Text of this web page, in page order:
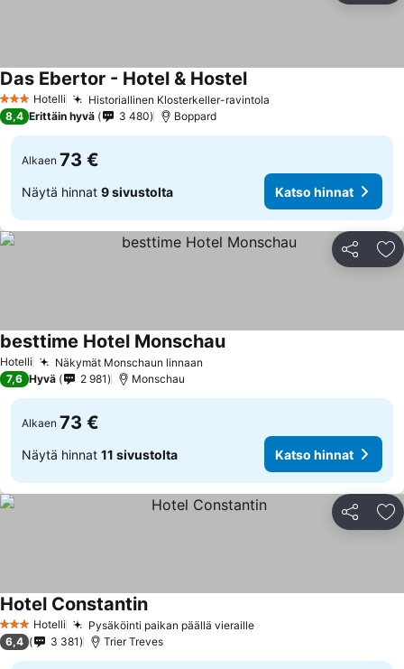
3 Tähtiluokitus
Hotelli Historiallinen Klosterkeller-ravintola
Das Ebertor - Hotel & HostelKatso hinnat
8,4 Erittäin hyvä 3 480 Boppard
Alkaen 73 €
Näytä hinnat 9 sivustolta Katso hinnat
Jaa
Hotelli Näkymät Monschaun linnaan
besttime Hotel MonschauKatso hinnat
7,6 Hyvä 2 981 Monschau
Alkaen 73 €
Näytä hinnat 11 sivustolta Katso hinnat
Jaa
3 Tähtiluokitus
Hotelli Pysäköinti paikan päällä vierailleKatso hinnat
Hotel ConstantinKatso hinnat
6,4 3 381 Trier Treves